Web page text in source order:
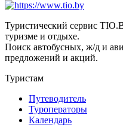
Туристический сервис
туризме и отдыхе.
Поиск автобусных, ж/д и
предложений и акций.
Туристам
Путеводитель
Туроператоры
Календарь